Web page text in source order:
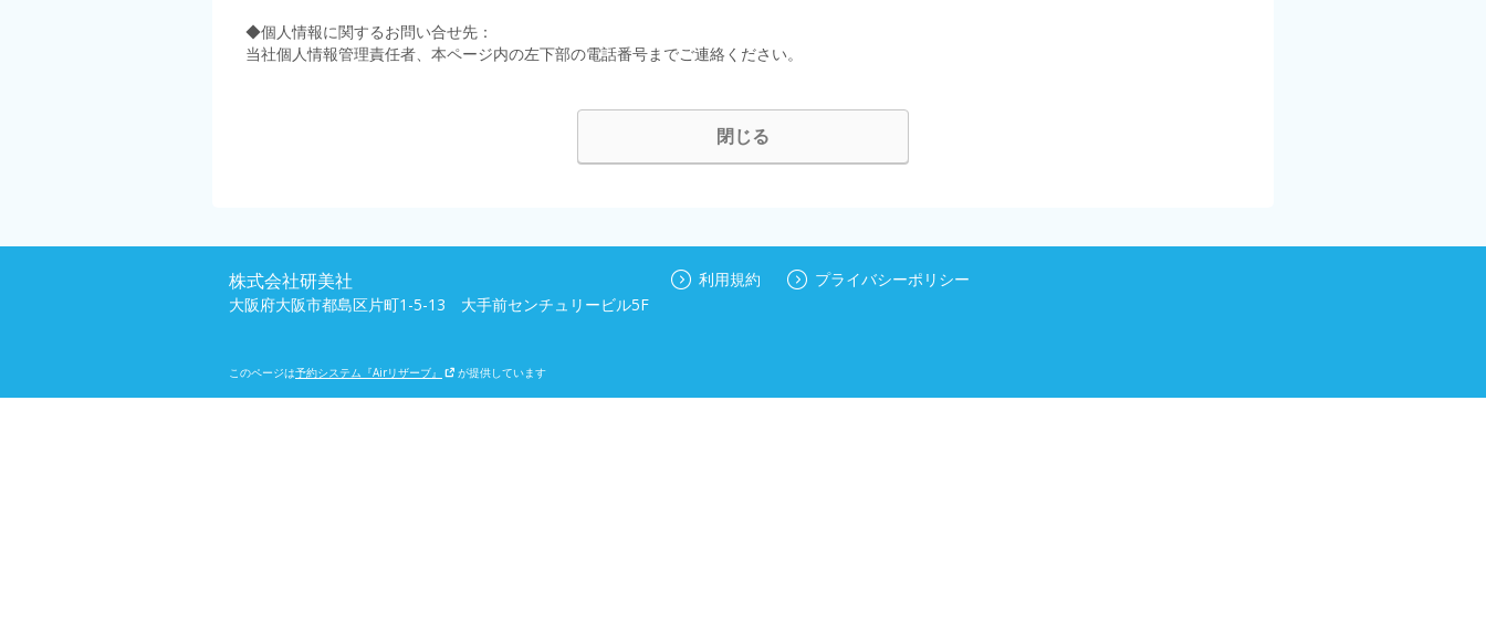
◆個人情報に関するお問い合せ先：
当社個人情報管理責任者、本ページ内の左下部の電話番号までご連絡ください。
閉じる
株式会社研美社
大阪府大阪市都島区片町1-5-13 大手前センチュリービル5F
利用規約 プライバシーポリシー
このページは予約システム『Airリザーブ』 が提供しています